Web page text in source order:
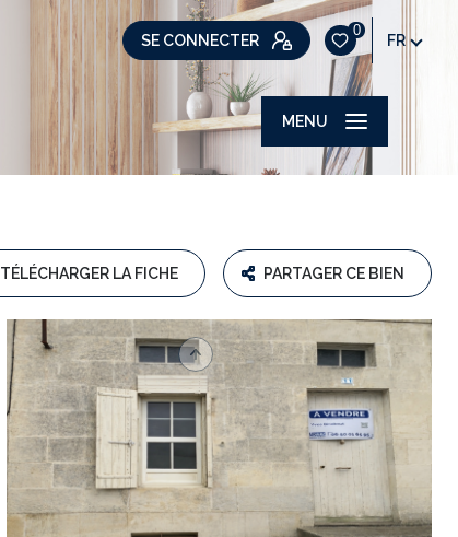
SE CONNECTER
0
FR
MENU
TÉLÉCHARGER LA FICHE PARTAGER CE BIEN